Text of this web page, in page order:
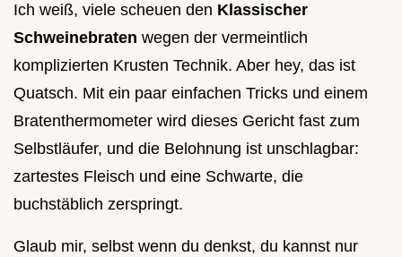
Ich weiß, viele scheuen den Klassischer
Schweinebraten wegen der vermeintlich
komplizierten Krusten Technik. Aber hey, das ist
Quatsch. Mit ein paar einfachen Tricks und einem
Bratenthermometer wird dieses Gericht fast zum
Selbstläufer, und die Belohnung ist unschlagbar:
zartestes Fleisch und eine Schwarte, die
buchstäblich zerspringt.
Glaub mir, selbst wenn du denkst, du kannst nur